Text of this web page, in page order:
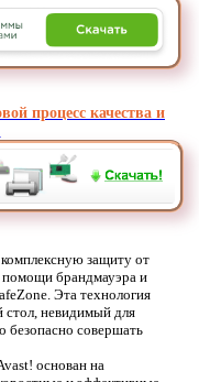
процесс качества и
защиту от
брандмауэра и
Эта технология
стол, невидимый для
безопасно совершать
основан на